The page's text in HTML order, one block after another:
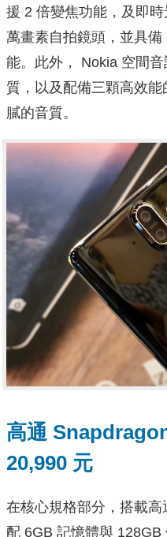
援 2 倍變焦功能，及即
萬畫素自拍鏡頭，並具
能。此外， Nokia 空間
質，以及配備三顆高效
膩的音質。
高通
20,990 元
在核心規格部分，搭載
配 6GB 記憶體與